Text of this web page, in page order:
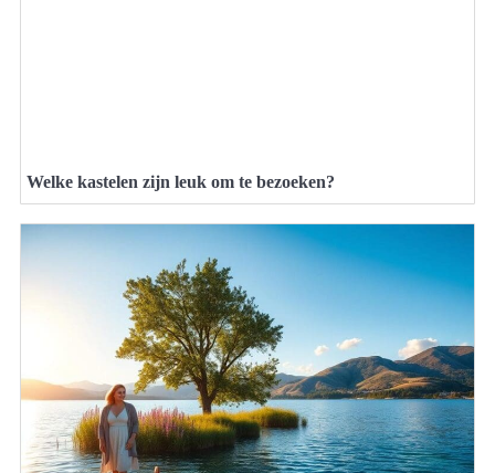
Welke kastelen zijn leuk om te bezoeken?